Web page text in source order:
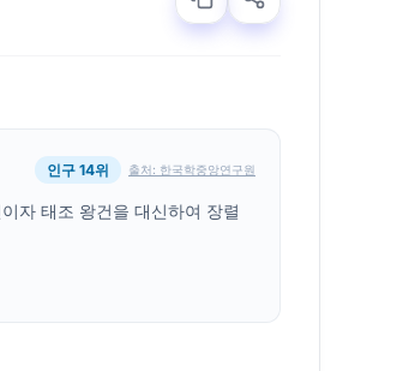
인구 14위 출처: 한국학중앙연구원
자 태조 왕건을 대신하여 장렬